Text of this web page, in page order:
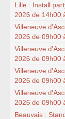
Lille : Install
2026 de 14h00
Villeneuve
2026 de 09h00
Villeneuve
2026 de 09h00
Villeneuve
2026 de 09h00
Villeneuve
2026 de 09h00
Beauvais :